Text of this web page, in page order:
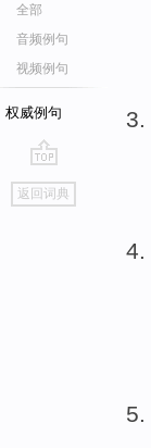
全部
音频例句
视频例句
权威例句
go
top
返回词典